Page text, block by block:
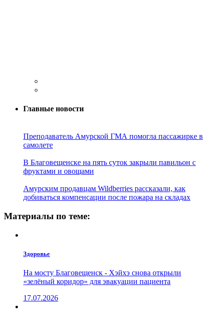
Главные новости
Преподаватель Амурской ГМА помогла пассажирке в
самолете
В Благовещенске на пять суток закрыли павильон с
фруктами и овощами
Амурским продавцам Wildberries рассказали, как
добиваться компенсации после пожара на складах
Материалы по теме:
Здоровье
На мосту Благовещенск - Хэйхэ снова открыли
«зелёный коридор» для эвакуации пациента
17.07.2026